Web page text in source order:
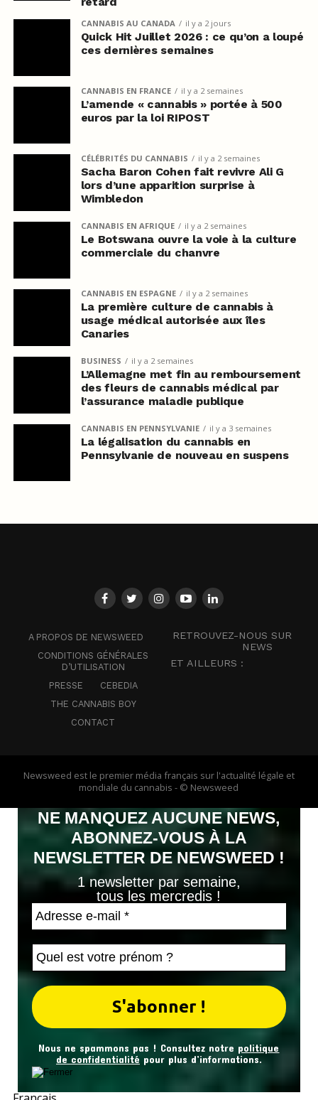
CANNABIS AU CANADA il y a 2 jours
Quick Hit Juillet 2026 : ce qu’on a loupé
ces dernières semaines
CANNABIS EN FRANCE il y a 2 semaines
L’amende « cannabis » portée à 500
euros par la loi RIPOST
CÉLÉBRITÉS DU CANNABIS il y a 2 semaines
Sacha Baron Cohen fait revivre Ali G
lors d’une apparition surprise à
Wimbledon
CANNABIS EN AFRIQUE il y a 2 semaines
Le Botswana ouvre la voie à la culture
commerciale du chanvre
CANNABIS EN ESPAGNE il y a 2 semaines
La première culture de cannabis à
usage médical autorisée aux îles
Canaries
BUSINESS il y a 2 semaines
L’Allemagne met fin au remboursement
des fleurs de cannabis médical par
l’assurance maladie publique
CANNABIS EN PENNSYLVANIE il y a 3 semaines
La légalisation du cannabis en
Pennsylvanie de nouveau en suspens
A PROPOS DE NEWSWEED
CONDITIONS GÉNÉRALES
D’UTILISATION
PRESSE
CEBEDIA
THE CANNABIS BOY
CONTACT
RETROUVEZ-NOUS SUR
NEWS
ET AILLEURS :
Newsweed est le premier média français sur l'actualité légale et
mondiale du cannabis - © Newsweed
NE MANQUEZ AUCUNE NEWS,
ABONNEZ-VOUS À LA
NEWSLETTER DE NEWSWEED !
1 newsletter par semaine,
tous les mercredis !
Nous ne spammons pas ! Consultez notre politique
de confidentialité pour plus d’informations.